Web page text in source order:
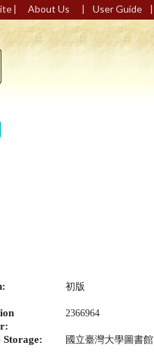
| About Us | User Guide |
初版
2366964
Storage: 國立臺灣大學圖書館